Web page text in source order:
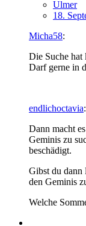
Ulmer
18.
Micha58:
Die Suche hat
Darf gerne in
endlichoctavia:
Dann macht
Geminis zu
beschädigt.
Gibst du dann
den Geminis
Welche